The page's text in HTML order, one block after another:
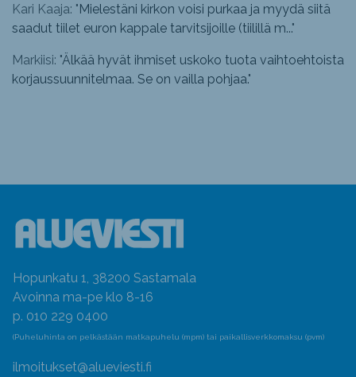
Kari Kaaja: "Mielestäni kirkon voisi purkaa ja myydä siitä
saadut tiilet euron kappale tarvitsijoille (tiilillä m..."
Markiisi: "Älkää hyvät ihmiset uskoko tuota vaihtoehtoista
korjaussuunnitelmaa. Se on vailla pohjaa."
Hopunkatu 1, 38200 Sastamala
Avoinna ma-pe klo 8-16
p. 010 229 0400
(Puheluhinta on pelkästään matkapuhelu (mpm) tai paikallisverkkomaksu (pvm)
ilmoitukset@alueviesti.fi